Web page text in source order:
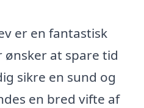
er en fantastisk
at spare tid
sikre en sund og
en bred vifte af